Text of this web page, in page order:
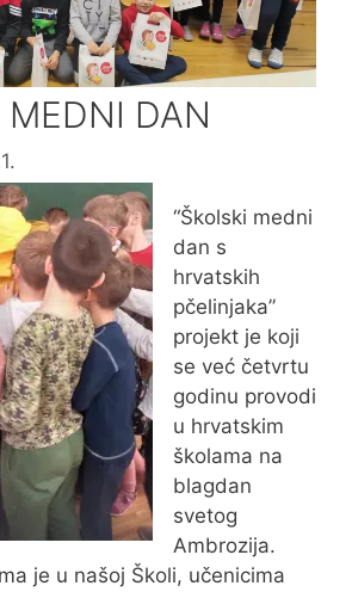
MEDNI DAN
“Školski medni
dan s
hrvatskih
pčelinjaka”
projekt je koji
se već četvrtu
godinu provodi
u hrvatskim
školama na
blagdan
svetog
Ambrozija.
je u našoj Školi, učenicima